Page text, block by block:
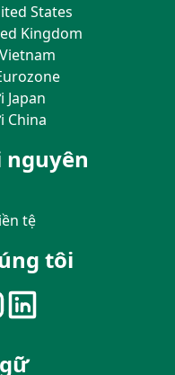
States
Kingdom
Japan
China
nguyên
tệ
tôi